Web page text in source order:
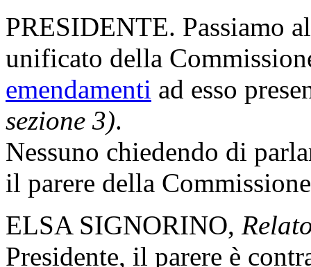
PRESIDENTE. Passiamo
unificato della
emendamenti ad esso
sezione 3).
Nessuno chiedendo di
il parere della
ELSA SIGNORINO,
Presidente, il parere è